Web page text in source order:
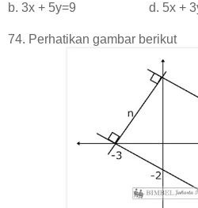
b. 3x + 5y=9 d. 5x +
74. Perhatikan gambar berikut